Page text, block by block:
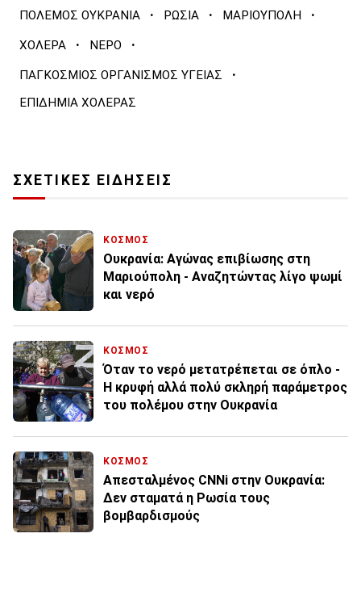
ΠΟΛΕΜΟΣ ΟΥΚΡΑΝΙΑ · ΡΩΣΙΑ · ΜΑΡΙΟΥΠΟΛΗ ·
ΧΟΛΕΡΑ · ΝΕΡΟ ·
ΠΑΓΚΟΣΜΙΟΣ ΟΡΓΑΝΙΣΜΟΣ ΥΓΕΙΑΣ ·
ΕΠΙΔΗΜΙΑ ΧΟΛΕΡΑΣ
ΣΧΕΤΙΚΕΣ ΕΙΔΗΣΕΙΣ
ΚΟΣΜΟΣ
Ουκρανία: Αγώνας επιβίωσης στη
Μαριούπολη - Αναζητώντας λίγο ψωμί
και νερό
ΚΟΣΜΟΣ
Όταν το νερό μετατρέπεται σε όπλο -
Η κρυφή αλλά πολύ σκληρή παράμετρος
του πολέμου στην Ουκρανία
ΚΟΣΜΟΣ
Απεσταλμένος CNNi στην Ουκρανία:
Δεν σταματά η Ρωσία τους
βομβαρδισμούς